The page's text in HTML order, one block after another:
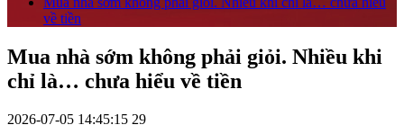
về tiền
Mua nhà sớm không phải giỏi. Nhiều khi
chỉ là… chưa hiểu về tiền
2026-07-05 14:45:15 29